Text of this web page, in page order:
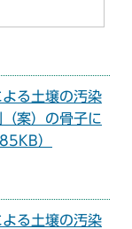
よる土壌の汚染
案）の骨子に
）
よる土壌の汚染